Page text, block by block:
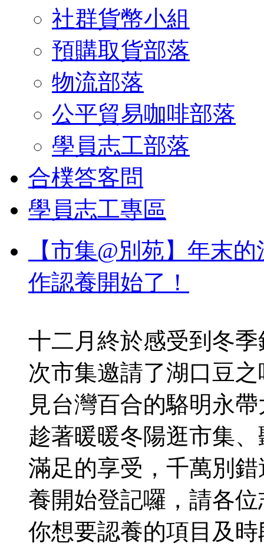
社群貨幣小組
預購取貨部落
物流部落
公平貿易咖啡部落
學員志工部落
合樸答客問
學員志工專區
【市集@別苑】年末
作認養開始了！
十二月終於感受到冬
次市集邀請了湖口豆
見台灣百合的駱明永
趁著暖暖冬陽逛市集
滿足的享受，千萬別
養開始登記囉，請各
你想要認養的項目及